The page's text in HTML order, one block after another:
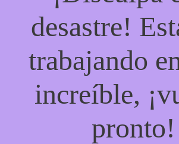
desastre!
trabajando
increíble,
pronto!